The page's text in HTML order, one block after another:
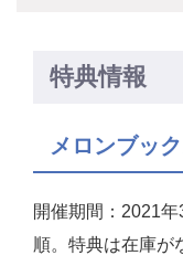
特典情報
メロンブッ
開催期間：2021
順。特典は在庫が